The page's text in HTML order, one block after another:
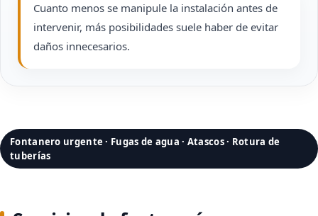
Cuanto menos se manipule la instalación antes de
intervenir, más posibilidades suele haber de evitar
daños innecesarios.
Fontanero urgente · Fugas de agua · Atascos · Rotura de
tuberías